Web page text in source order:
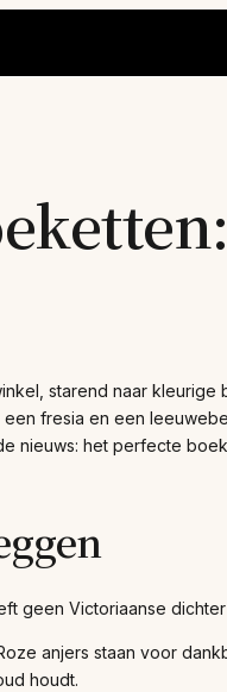
starend naar
fresia en een
nieuws: het perfecte
geen Victoriaanse
anjers staan voor
houdt.